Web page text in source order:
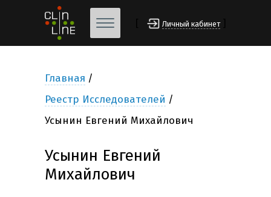
Личный кабинет
Главная
Реестр Исследователей
Усынин Евгений Михайлович
Усынин Евгений
Михайлович